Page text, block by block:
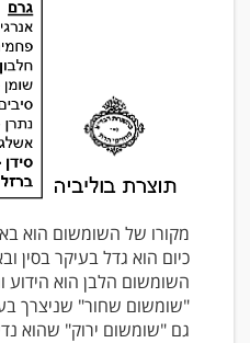
מקורו של השומשום הוא
כיום הוא גדל בעיקר בסין
השומשום הלבן הוא הידוע
"שומשום שחור" שניצרך
גם "שומשום ירוק" שהוא